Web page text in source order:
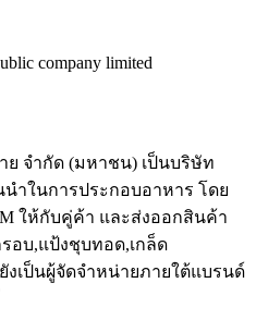
company limited
จำกัด (มหาชน) เป็นบริษัท
ำในการประกอบอาหาร โดย
ให้กับคู่ค้า และส่งออกสินค้า
อบ,แป้งชุบทอด,เกล็ด
เป็นผู้จัดจำหน่ายภายใต้แบรนด์